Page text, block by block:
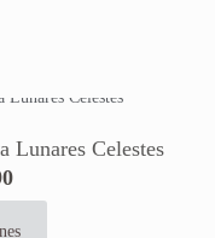
Lunares Celestes
El
precio
actual